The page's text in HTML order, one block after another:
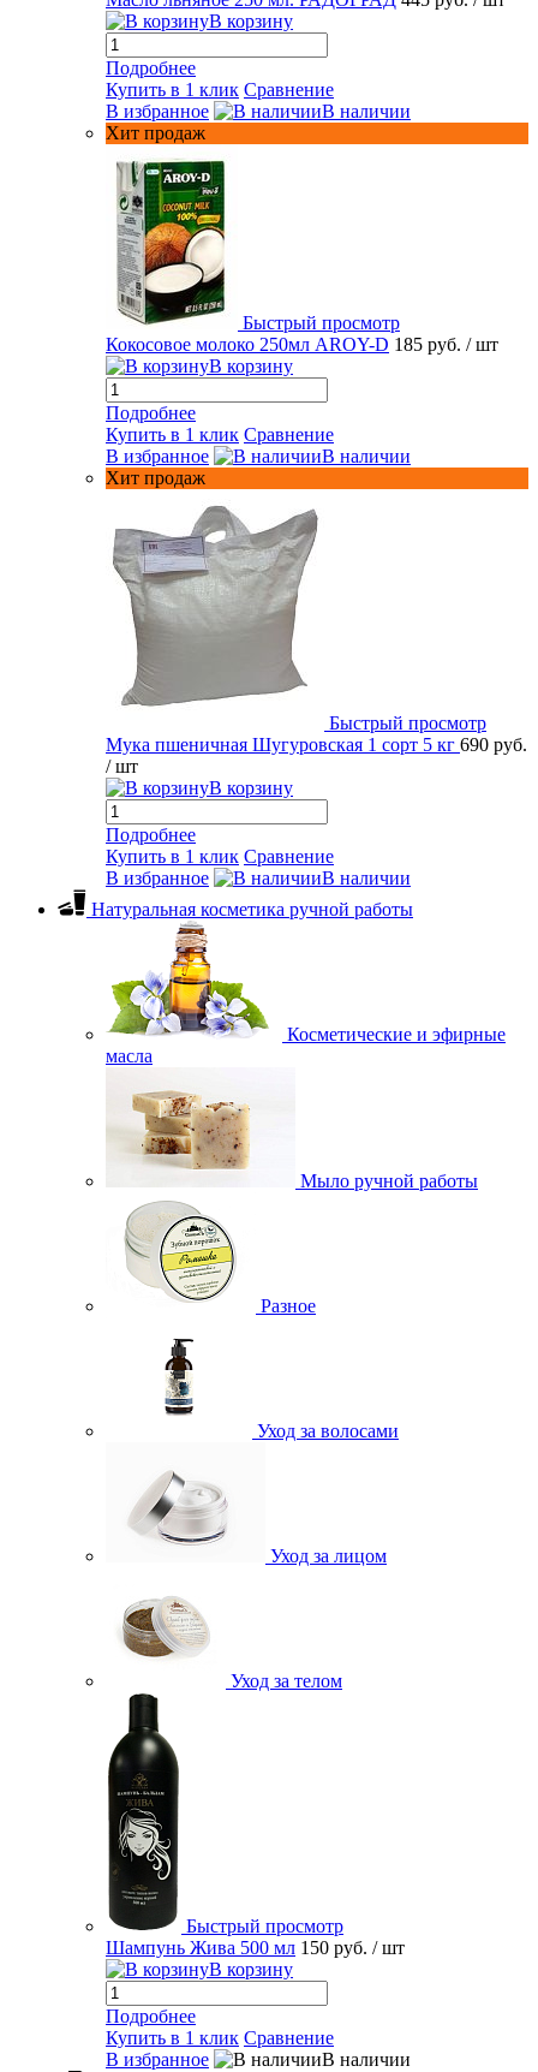
В корзину
Подробнее
Купить в 1 клик Сравнение
В избранное
В наличии
Хит продаж
Быстрый просмотр
Кокосовое молоко 250мл AROY-D 185 руб. / шт
В корзину
Подробнее
Купить в 1 клик Сравнение
В избранное
В наличии
Хит продаж
Быстрый просмотр
Мука пшеничная Шугуровская 1 сорт 5 кг 690 руб.
/ шт
В корзину
Подробнее
Купить в 1 клик Сравнение
В избранное
В наличии
Натуральная косметика ручной работы
Косметические и эфирные
масла
Мыло ручной работы
Разное
Уход за волосами
Уход за лицом
Уход за телом
Быстрый просмотр
Шампунь Жива 500 мл 150 руб. / шт
В корзину
Подробнее
Купить в 1 клик Сравнение
В избранное
В наличии